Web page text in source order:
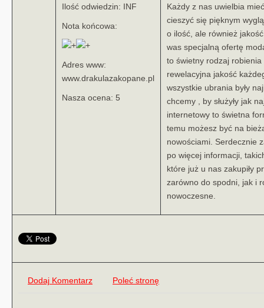
Ilość odwiedzin: INF
Nota końcowa:
Adres www:
www.drakulazakopane.pl
Nasza ocena: 5
Każdy z nas uwielbia
cieszyć się pięknym
o ilość, ale również
was specjalną ofertę
to świetny rodzaj
rewelacyjna jakość
wszystkie ubrania były
chcemy , by służyły jak
internetowy to świetna
temu możesz być na
nowościami. Serdecznie
po więcej informacji,
które już u nas zakupiły
zarówno do spodni, jak i
nowoczesne.
Dodaj Komentarz Poleć stronę